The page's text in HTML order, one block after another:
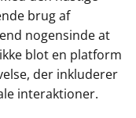
brug af
nogensinde at
blot en platform
der inkluderer
interaktioner.